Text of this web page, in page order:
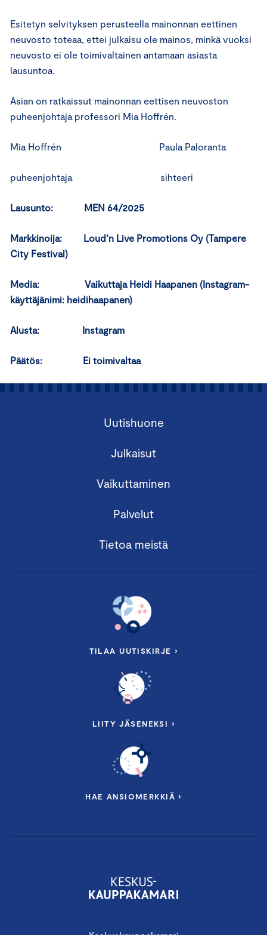
Esitetyn selvityksen perusteella mainonnan eettinen
neuvosto toteaa, ettei julkaisu ole mainos, minkä vuoksi
neuvosto ei ole toimivaltainen antamaan asiasta
lausuntoa.
Asian on ratkaissut mainonnan eettisen neuvoston
puheenjohtaja professori Mia Hoffrén.
Mia Hoffrén Paula Paloranta
puheenjohtaja sihteeri
Lausunto: MEN 64/2025
Markkinoija: Loud’n Live Promotions Oy (Tampere
City Festival)
Media: Vaikuttaja Heidi Haapanen (Instagram-
käyttäjänimi: heidihaapanen)
Alusta: Instagram
Päätös: Ei toimivaltaa
Uutishuone
Julkaisut
Vaikuttaminen
Palvelut
Tietoa meistä
TILAA UUTISKIRJE ›
LIITY JÄSENEKSI ›
HAE ANSIOMERKKIÄ ›